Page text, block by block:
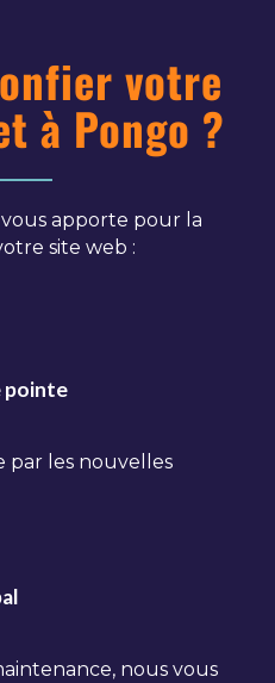
votre
à Pongo ?
apporte pour la
site web :
pointe
par les nouvelles
nous vous